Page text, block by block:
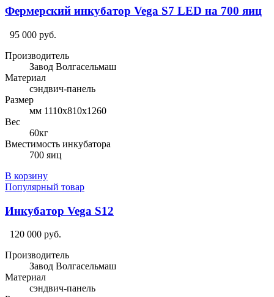
Фермерский инкубатор Vega S7 LED на 700 яиц
95 000 руб.
Производитель
Завод Волгасельмаш
Материал
сэндвич-панель
Размер
мм 1110х810х1260
Вес
60кг
Вместимость инкубатора
700 яиц
В корзину
Популярный товар
Инкубатор Vega S12
120 000 руб.
Производитель
Завод Волгасельмаш
Материал
сэндвич-панель